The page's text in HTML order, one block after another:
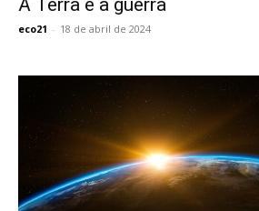
eco21 - 18 de abril de 2024